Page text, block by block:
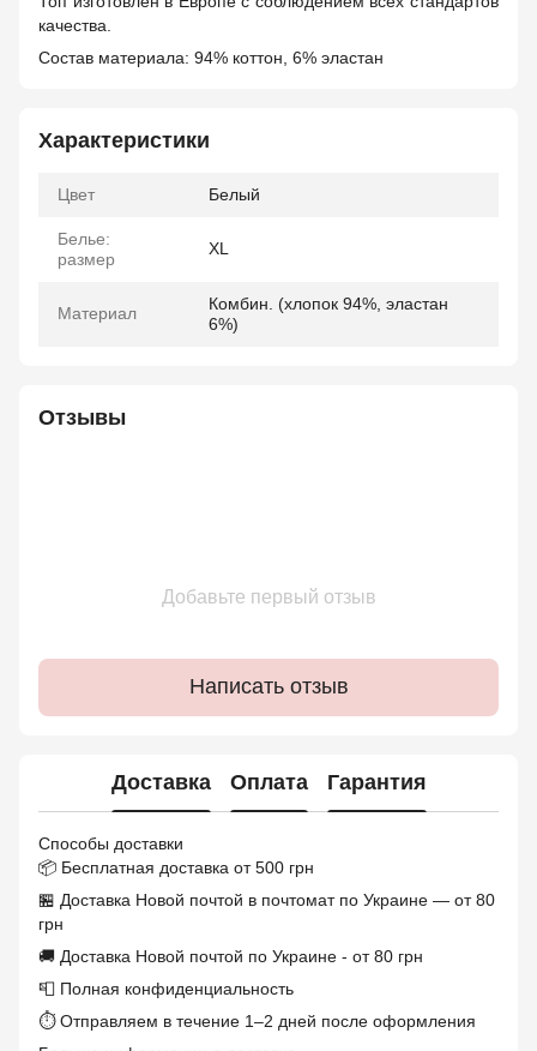
качества.
Состав материала: 94% коттон, 6% эластан
Характеристики
Цвет Белый
Белье:
размер
XL
Материал
Комбин. (хлопок 94%, эластан
6%)
Отзывы
Добавьте первый отзыв
Написать отзыв
Доставка Оплата Гарантия
Способы доставки
📦 Бесплатная доставка от 500 грн
🏪 Доставка Новой почтой в почтомат по Украине — от 80
грн
🚚 Доставка Новой почтой по Украине - от 80 грн
📮 Полная конфиденциальность
⏱ Отправляем в течение 1–2 дней после оформления